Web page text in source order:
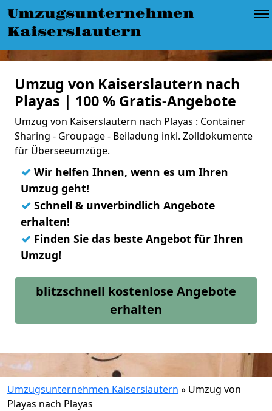
Umzugsunternehmen
Kaiserslautern
Umzug von Kaiserslautern nach
Playas | 100 % Gratis-Angebote
Umzug von Kaiserslautern nach Playas : Container
Sharing - Groupage - Beiladung inkl. Zolldokumente
für Überseeumzüge.
✓ Wir helfen Ihnen, wenn es um Ihren
Umzug geht!
✓ Schnell & unverbindlich Angebote
erhalten!
✓ Finden Sie das beste Angebot für Ihren
Umzug!
blitzschnell kostenlose Angebote
erhalten
Umzugsunternehmen Kaiserslautern » Umzug von
Playas nach Playas